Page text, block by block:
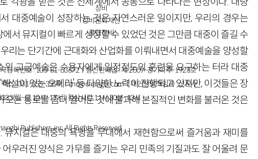
대중예술이 성장하는 것은 자연스러운 일이지만, 우리의 경우는
서 뮤지컬이 빠르게 성장할 수 있었던 것은 그만큼 대중이 즐길 수
리는 단기간에 근대화와 산업화를 이뤄내면서 대중예술을 양성할
위 고급예술은 수용자에게 일정정도의 훈련을 요구하는 터라 대중
설이 있는 오페라’ 등 다양한 노력이 진행되고 있지만, 이것들은 장
는 통로를 좀더 열어둔 것에 불과해 본질적인 변화를 불러온 것은
지컬은 대중의 욕망을 무대에서 재현함으로써 즐거움과 재미를
우러진 양식은 가무를 즐기는 우리 민족의 기질과도 잘 어울려 문
창비
창비문화재단
클럽창비
등록번호 : 105-81-63672ㅣ통신판매업 : 제 2009-경기파주-1928호
팩스 : 031-955-3399 ㅣcnc@changbi.comㅣ개인정보책임자 : 신문수
월~금 10시~17시), 점심시간 11시 30분~13시
Publishers, inc. All Rights Reserved.